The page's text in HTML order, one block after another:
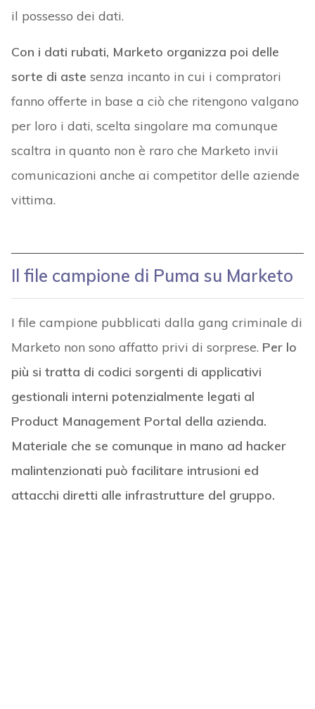
il possesso dei dati.
Con i dati rubati, Marketo organizza poi delle
sorte di aste senza incanto in cui i compratori
fanno offerte in base a ciò che ritengono valgano
per loro i dati, scelta singolare ma comunque
scaltra in quanto non è raro che Marketo invii
comunicazioni anche ai competitor delle aziende
vittima.
Il file campione di Puma su Marketo
I file campione pubblicati dalla gang criminale di
Marketo non sono affatto privi di sorprese. Per lo
più si tratta di codici sorgenti di applicativi
gestionali interni potenzialmente legati al
Product Management Portal della azienda.
Materiale che se comunque in mano ad hacker
malintenzionati può facilitare intrusioni ed
attacchi diretti alle infrastrutture del gruppo.